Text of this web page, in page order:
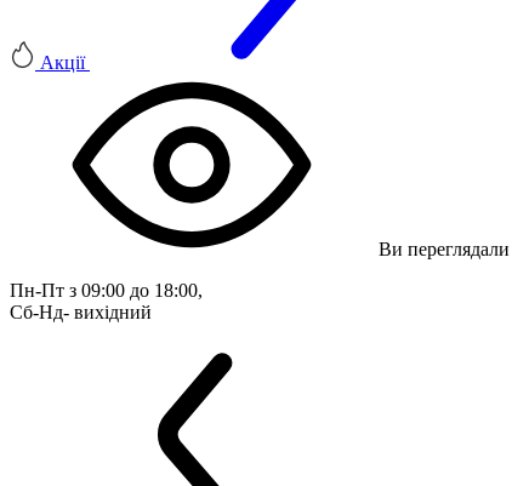
Акції
Ви переглядали
Пн-Пт з 09:00 до 18:00,
Сб-Нд- вихідний